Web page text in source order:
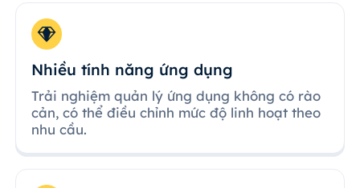
Nhiều tính năng ứng dụng
Trải nghiệm quản lý ứng dụng không có rào
cản, có thể điều chỉnh mức độ linh hoạt theo
nhu cầu.